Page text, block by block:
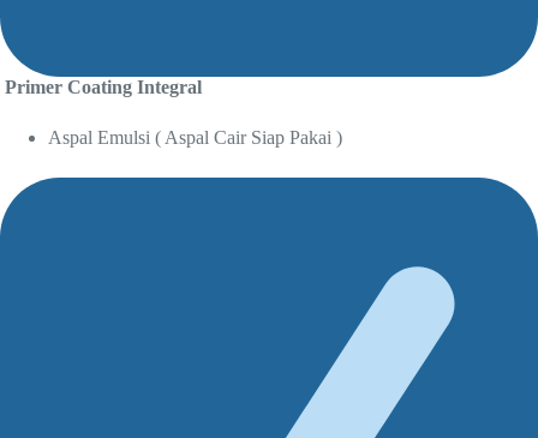
Primer Coating Integral
Aspal Emulsi ( Aspal Cair Siap Pakai )